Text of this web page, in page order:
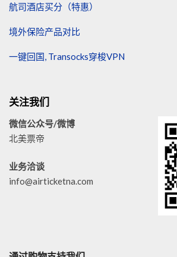
航司酒店买分（特惠）
境外保险产品对比
一键回国, Transocks穿梭VPN
关注我们
微信公众号/微博
北美票帝
业务洽谈
info@airticketna.com